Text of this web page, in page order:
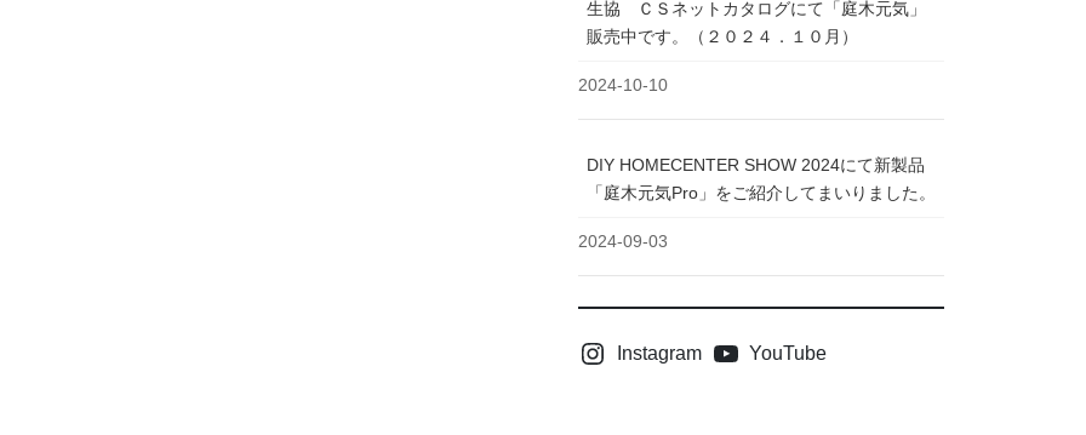
生協 ＣＳネットカタログにて「庭木元気」
販売中です。（２０２４．１０月）
2024-10-10
DIY HOMECENTER SHOW 2024にて新製品
「庭木元気Pro」をご紹介してまいりました。
2024-09-03
Instagram YouTube